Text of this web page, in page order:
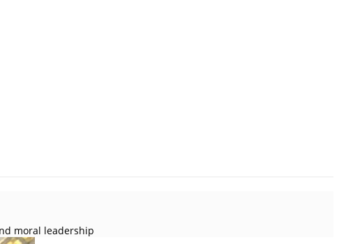
moral leadership